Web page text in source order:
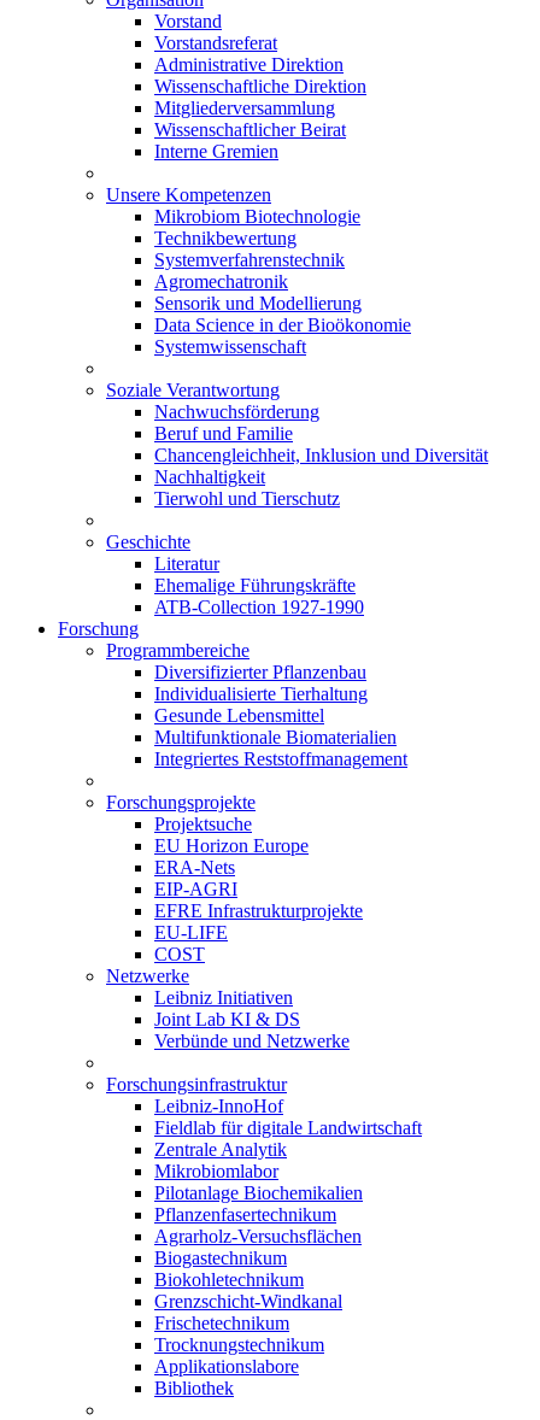
Vorstand
Vorstandsreferat
Administrative Direktion
Wissenschaftliche Direktion
Mitgliederversammlung
Wissenschaftlicher Beirat
Interne Gremien
Unsere Kompetenzen
Mikrobiom Biotechnologie
Technikbewertung
Systemverfahrenstechnik
Agromechatronik
Sensorik und Modellierung
Data Science in der Bioökonomie
Systemwissenschaft
Soziale Verantwortung
Nachwuchsförderung
Beruf und Familie
Chancengleichheit, Inklusion und Diversität
Nachhaltigkeit
Tierwohl und Tierschutz
Geschichte
Literatur
Ehemalige Führungskräfte
ATB-Collection 1927-1990
Forschung
Programmbereiche
Diversifizierter Pflanzenbau
Individualisierte Tierhaltung
Gesunde Lebensmittel
Multifunktionale Biomaterialien
Integriertes Reststoffmanagement
Forschungsprojekte
Projektsuche
EU Horizon Europe
ERA-Nets
EIP-AGRI
EFRE Infrastrukturprojekte
EU-LIFE
COST
Netzwerke
Leibniz Initiativen
Joint Lab KI & DS
Verbünde und Netzwerke
Forschungsinfrastruktur
Leibniz-InnoHof
Fieldlab für digitale Landwirtschaft
Zentrale Analytik
Mikrobiomlabor
Pilotanlage Biochemikalien
Pflanzenfasertechnikum
Agrarholz-Versuchsflächen
Biogastechnikum
Biokohletechnikum
Grenzschicht-Windkanal
Frischetechnikum
Trocknungstechnikum
Applikationslabore
Bibliothek